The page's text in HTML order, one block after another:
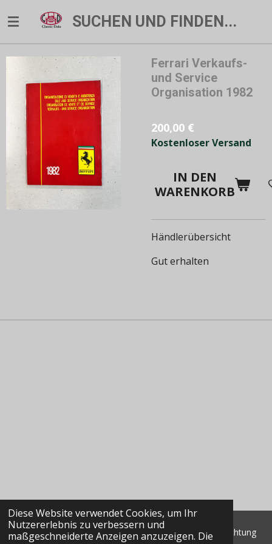
Diese Website verwendet Cookies, um Ihr
Nutzererlebnis zu verbessern und
maßgeschneiderte Anzeigen anzuzeigen. Die
Hauptinhalt
springen
SUCHEN UND FINDEN...
Ferrari Verkaufs-
und Service
Organisation 1982
200,00 €
Kostenloser Versand
IN DEN
WARENKORB
Händlerübersicht
Gut erhalten
© 2022 - 2026 Classic Data GmbH & Co. KG Marktbeobachtung